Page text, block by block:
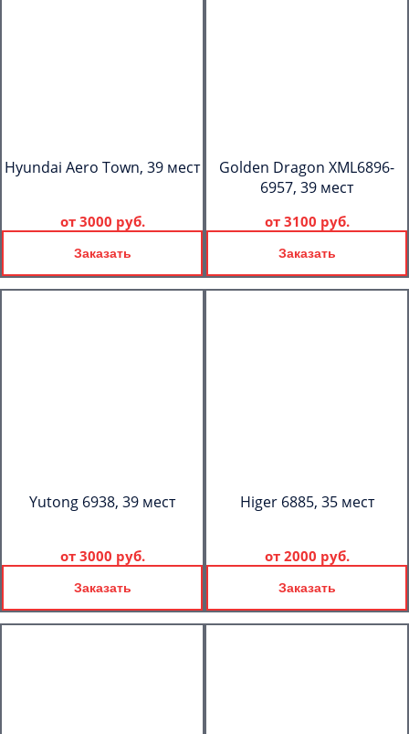
Hyundai Aero Town, 39 мест
от 3000 руб.
Заказать
Golden Dragon XML6896-
6957, 39 мест
от 3100 руб.
Заказать
Yutong 6938, 39 мест
от 3000 руб.
Заказать
Higer 6885, 35 мест
от 2000 руб.
Заказать